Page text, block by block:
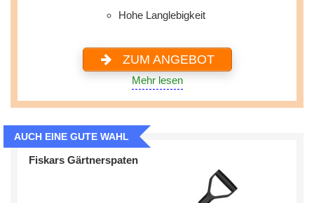
Hohe Langlebigkeit
ZUM ANGEBOT
Mehr lesen
AUCH EINE GUTE WAHL
Fiskars Gärtnerspaten